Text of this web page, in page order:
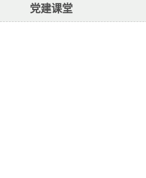
党建课堂